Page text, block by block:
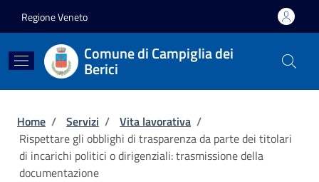
Regione Veneto
Comune di Campiglia dei
Berici
Briciole di pane
Home / Servizi / Vita lavorativa /
Rispettare gli obblighi di trasparenza da parte dei titolari
di incarichi politici o dirigenziali: trasmissione della
documentazione